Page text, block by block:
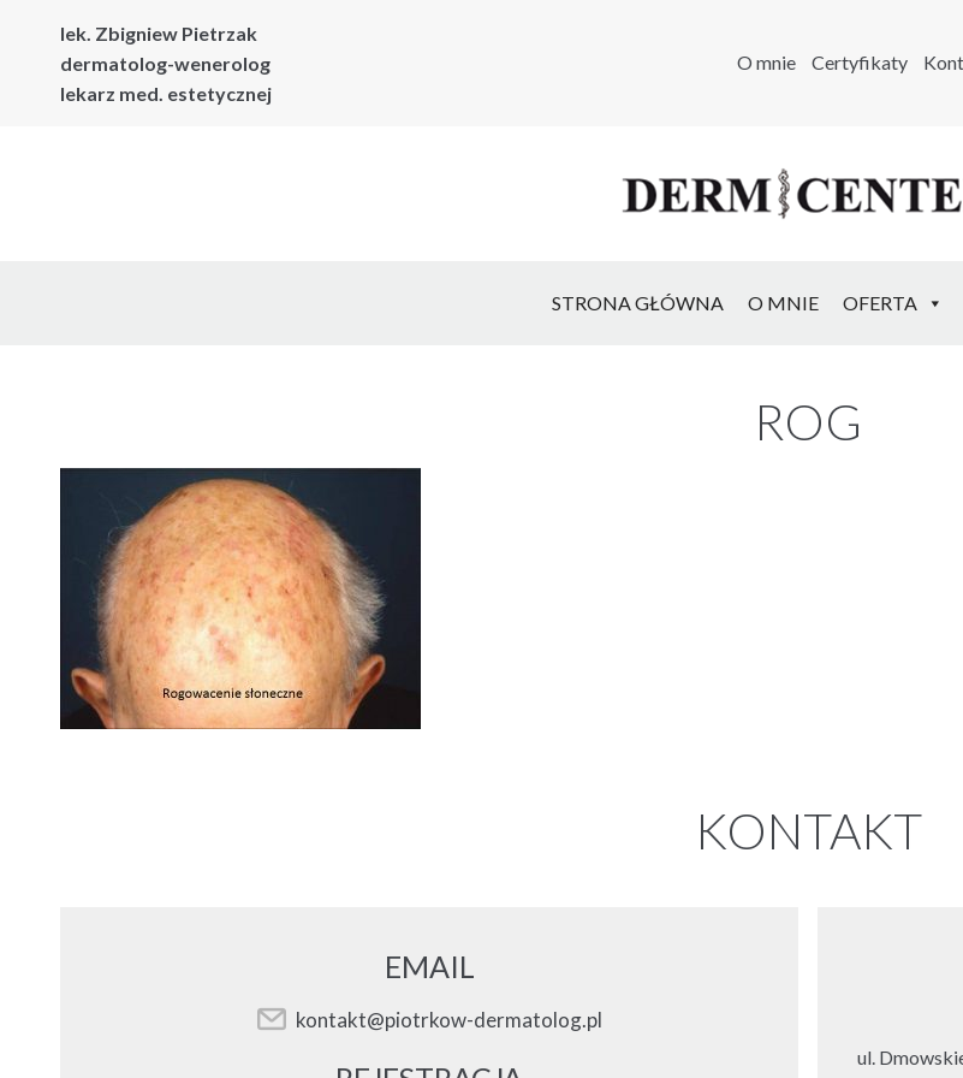
lek. Zbigniew Pietrzak
dermatolog-wenerolog
lekarz med. estetycznej
O mnie Certyfikaty
STRONA GŁÓWNA O MNIE OFERTA
ROG
KONTAKT
EMAIL
kontakt@piotrkow-dermatolog.pl
ul.